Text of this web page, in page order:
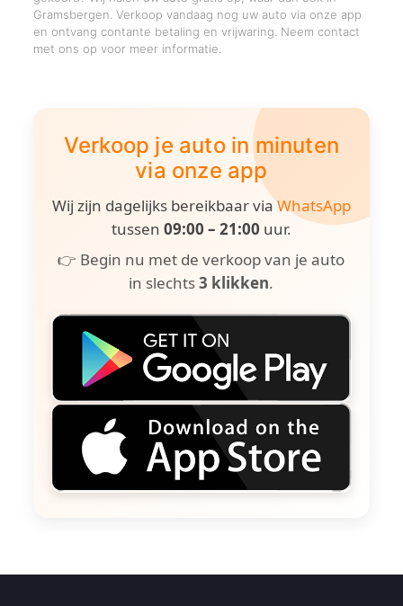
Gramsbergen. Verkoop vandaag nog uw auto via onze app
en ontvang contante betaling en vrijwaring. Neem contact
met ons op voor meer informatie.
Verkoop je auto in minuten
via onze app
Wij zijn dagelijks bereikbaar viaWhatsApp
tussen 09:00 – 21:00 uur.
👉 Begin nu met de verkoop van je auto
in slechts3 klikken.